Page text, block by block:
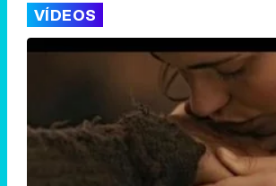
VÍDEOS